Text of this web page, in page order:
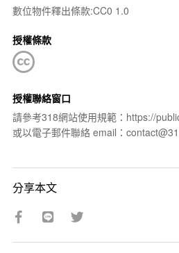
數位物件釋出條款:CC0 1.0
授權條款
授權聯絡窗口
請參考318網站使用規範：https://
或以電子郵件聯絡 email：
分享本文